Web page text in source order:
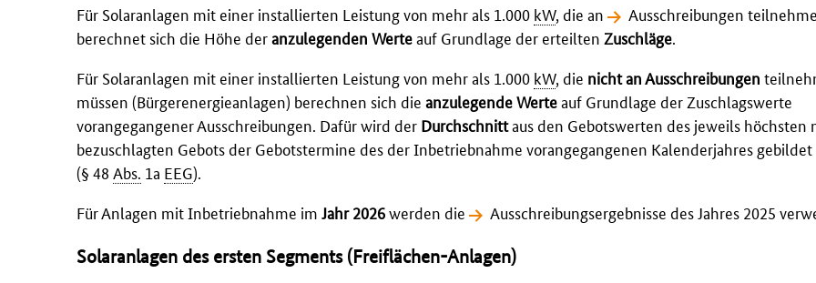
Für Solaranlagen mit einer installierten Leistung von mehr als 1.000 kW, die an Ausschreibungen
berechnet sich die Höhe deranzulegenden Werteauf Grundlage der erteilten Zuschläge.
Für Solaranlagen mit einer installierten Leistung von mehr als 1.000 kW, die nicht an Ausschreibungen
müssen (Bürgerenergieanlagen) berechnen sich die anzulegende Werteauf Grundlage der Zuschlagswerte
vorangegangener Ausschreibungen. Dafür wird der Durchschnittaus den Gebotswerten des jeweils höchsten
bezuschlagten Gebots der Gebotstermine des der Inbetriebnahme vorangegangenen Kalenderjahres gebildet
(§ 48 Abs. 1a EEG).
Für Anlagen mit Inbetriebnahme im Jahr 2026werden die Ausschreibungsergebnisse des Jahres 2025
Solaranlagen des ersten Segments (Freiflächen-Anlagen)